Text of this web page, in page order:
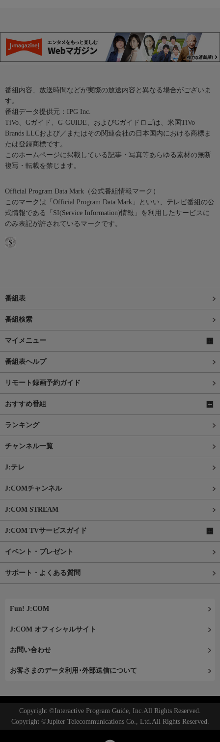
番組内容、放送時間などが実際の放送内容と異なる場合がございま
す。
番組データ提供元：IPG Inc.
TiVo、Gガイド、G-GUIDE、およびGガイドロゴは、米国TiVo
Brands LLCおよび／またはその関連会社の日本国内における商標ま
たは登録商標です。
このホームページに掲載している記事・写真等あらゆる素材の無断
複写・転載を禁じます。
Official Program Data Mark（公式番組情報マーク）
このマークは「Official Program Data Mark」といい、テレビ番組の公
式情報である「SI(Service Information)情報」を利用したサービスに
のみ表記が許されているマークです。
番組表
番組検索
マイメニュー
番組表ヘルプ
リモート録画予約ガイド
おすすめ番組
ランキング
チャンネル一覧
J:テレ
J:COMチャンネル
J:COM STREAM
J:COM TVサービスガイド
イベント・プレゼント
サポート・よくある質問
Fun! J:COM
J:COM オフィシャルサイト
お問い合わせ
お客さまのデータ利用･外部送信について
Copyright ©Interactive Program Guide, Inc.All Rights Reserved.
Copyright ©Jupiter Telecommunications Co., Ltd.All Rights Reserved.